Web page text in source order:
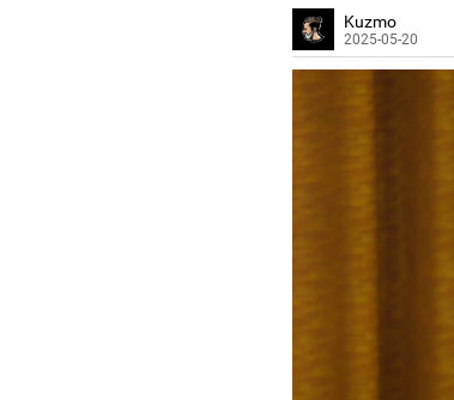
Kuzmo
2025-05-20